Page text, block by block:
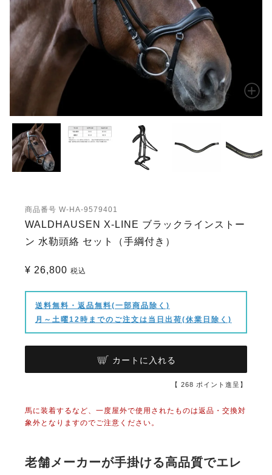
商品番号 W-HA-9579401
WALDHAUSEN X-LINE ブラックラインストー
ン 水勒頭絡 セット（手綱付き）
¥ 26,800 税込
送料無料・返品無料(一部商品除く)
月～土曜12時までのご注文は当日出荷(休業日除く)
カートに入れる
【 268 ポイント進呈】
馬に装着するなど、一度屋外で使用されたものは返品・交換対
象外となりますのでご注意ください。
老舗メーカーが手掛ける高品質でエレ